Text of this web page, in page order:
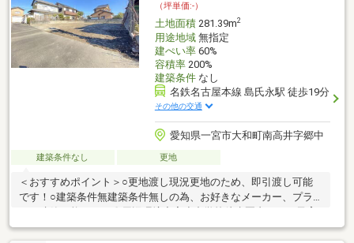
（坪単価:-）
土地面積281.39m2
用途地域無指定
建ぺい率60%
容積率200%
建築条件なし
名鉄名古屋本線 島氏永駅 徒歩19分
その他の交通
愛知県一宮市大和町南高井字郷中
建築条件なし 更地
＜おすすめポイント＞○更地渡し現況更地のため、即引渡し可能
です！○建築条件無建築条件無しの為、お好きなメーカー、プラ
ンで建築可能です。〇周辺環境充実小中学校徒歩圏内のため子育
て世帯におすすめの物件です！【ローンのご相談承っておりま